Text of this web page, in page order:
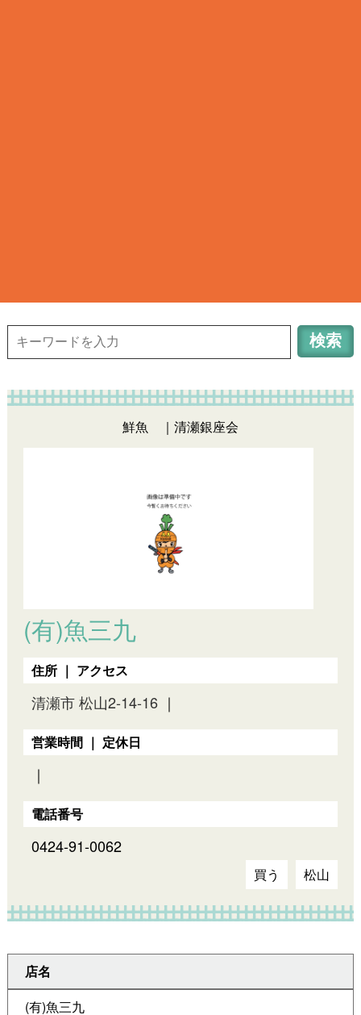
鮮魚 ｜清瀬銀座会
(有)魚三九
住所 ｜ アクセス
清瀬市 松山2-14-16｜
営業時間 ｜ 定休日
｜
電話番号
0424-91-0062
買う 松山
店名
(有)魚三九